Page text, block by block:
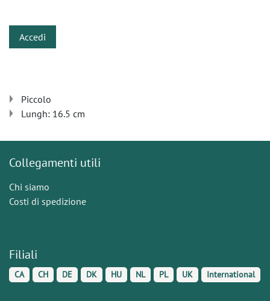
Accedi
Piccolo
Lungh: 16.5 cm
Collegamenti utili
Chi siamo
Costi di spedizione
Filiali
CA CH DE DK HU NL PL UK International